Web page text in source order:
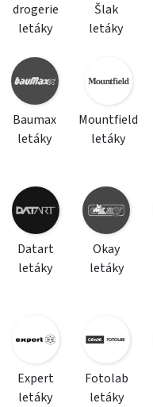
drogerie
letáky
Šlak
letáky
Baumax
letáky
Mountfield
letáky
Datart
letáky
Okay
letáky
Expert
letáky
Fotolab
letáky